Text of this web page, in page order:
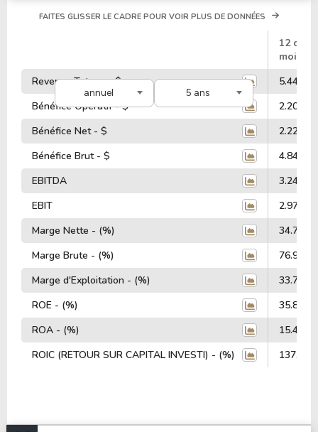
annuel 5 ans
FAITES GLISSER LE CADRE POUR VOIR PLUS DE DONNÉES
12
mois
Revenus Totaux - $
5.44
Bénéfice Opératif - $
2.20
Bénéfice Net - $
2.22
Bénéfice Brut - $
4.84
EBITDA
3.24
EBIT
2.97
Marge Nette - (%)
34.74%
Marge Brute - (%)
76.93%
Marge d'Exploitation - (%)
33.79%
ROE - (%)
35.81%
ROA - (%)
15.44%
ROIC (RETOUR SUR CAPITAL INVESTI) - (%)
137.97%